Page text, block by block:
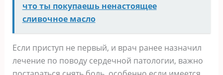
что ты покупаешь ненастоящее
сливочное масло
Если приступ не первый, и врач ранее назначил
лечение по поводу сердечной патологии, важно